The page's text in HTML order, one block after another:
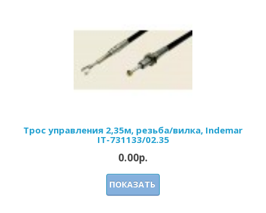
Трос управления 2,35м, резьба/вилка, Indemar
IT-731133/02.35
0.00р.
ПОКАЗАТЬ